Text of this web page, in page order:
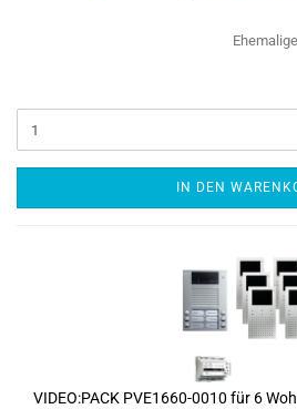
IN DEN
VIDEO:PACK PVE1660-0010 für 6